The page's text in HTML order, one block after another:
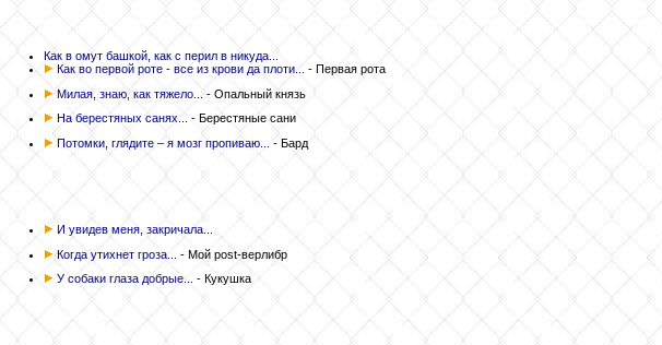
Как в омут башкой, как с перил в никуда...
Как во первой роте - все из крови да плоти...
- Первая рота
Милая, знаю, как тяжело...
- Опальный князь
На берестяных санях...
- Берестяные сани
Потомки, глядите – я мозг пропиваю... - Бард
И увидев меня, закричала...
Когда утихнет гроза...
- Мой post-верлибр
У собаки глаза добрые...
- Кукушка